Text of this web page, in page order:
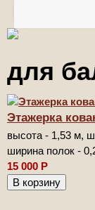
для
Этажерка
высота - 1,53 м,
ширина полок -
15 000 Р